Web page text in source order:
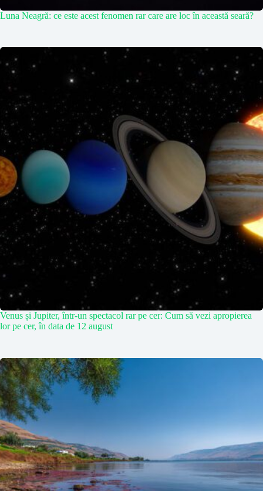
Luna Neagră: ce este acest fenomen rar care are loc în această seară?
Venus și Jupiter, într-un spectacol rar pe cer: Cum să vezi apropierea
lor pe cer, în data de 12 august